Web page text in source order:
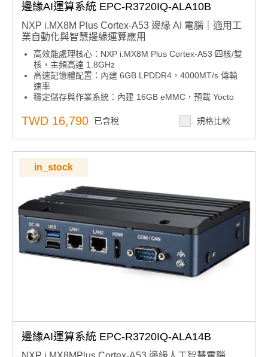
邊緣AI運算系統 EPC-R3720IQ-ALA10B
NXP i.MX8M Plus Cortex-A53 邊緣 AI 電腦｜適用工
業自動化與智慧邊緣運算應用
高效能處理核心：NXP i.MX8M Plus Cortex-A53 四核/雙
核，主頻高達 1.8GHz
高速記憶體配置：內建 6GB LPDDR4，4000MT/s 傳輸
速率
穩定儲存與作業系統：內建 16GB eMMC，預載 Yocto
超清顯示輸出：HDMI 支援最高 3840 x 2160 @ 30Hz 解
多元連接介面：雙 GbE LAN、1 組 USB 2.0、1 組 USB
3.2 Gen 1
靈活擴充設計：配備 1 個 Micro SD 插槽與 1 個 Nano
SIM 插槽
M.2 2230 Key E 插槽
跨平台系統支援：相容 Windows 10 IoT Enterprise on
Arm、Yocto Linux、Android BSP
多場景後置 I/O：4 種 I/O 配置，涵蓋 IEM、自助服務、
自動化、網路應用
TWD 16,790 已含稅 規格比較
in_stock
邊緣AI運算系統 EPC-R3720IQ-ALA14B